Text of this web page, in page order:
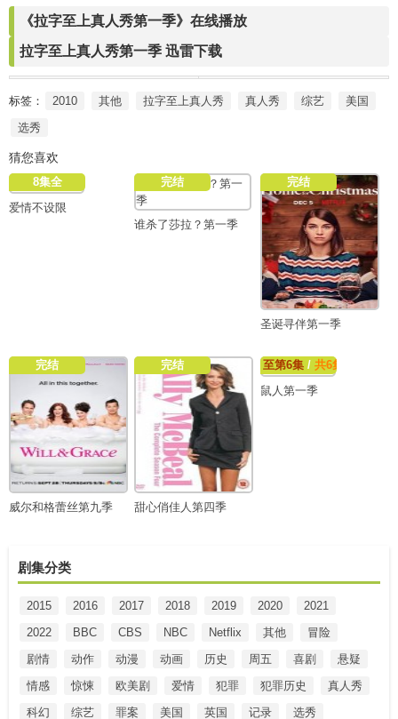
《拉字至上真人秀第一季》在线播放
拉字至上真人秀第一季 迅雷下载
标签： 2010 其他 拉字至上真人秀 真人秀 综艺
美国
选秀
猜您喜欢
8集全
爱情不设限
完结
谁杀了莎拉？第一季
完结
圣诞寻伴第一季
完结
威尔和格蕾丝第九季
完结
甜心俏佳人第四季
至第6集/ 共6集
鼠人第一季
剧集分类
2015 2016 2017 2018 2019 2020
2021
2022
BBC CBS NBC Netflix 其他
冒险
剧情
动作 动漫 动画 历史 周五 喜剧
悬疑
情感
惊悚 欧美剧 爱情 犯罪 犯罪历史
真人秀
科幻
综艺 罪案 美国 英国 记录
选秀